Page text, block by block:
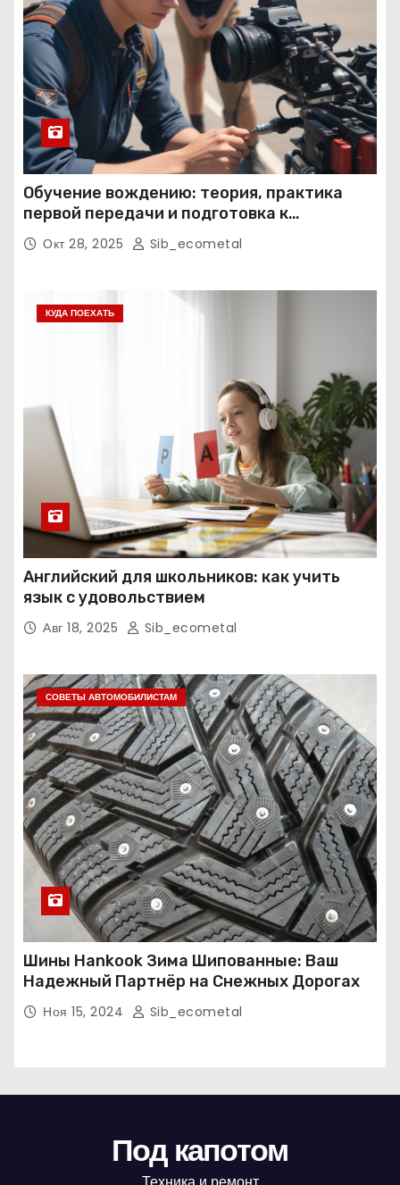
Обучение вождению: теория, практика
первой передачи и подготовка к
экзаменам
Окт 28, 2025 Sib_ecometal
КУДА ПОЕХАТЬ
Английский для школьников: как учить
язык с удовольствием
Авг 18, 2025 Sib_ecometal
СОВЕТЫ АВТОМОБИЛИСТАМ
Шины Hankook Зима Шипованные: Ваш
Надежный Партнёр на Снежных Дорогах
Ноя 15, 2024 Sib_ecometal
Под капотом